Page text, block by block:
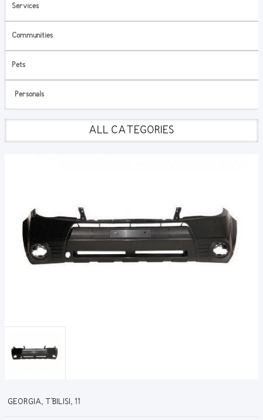
Services
Communities
Pets
Personals
ALL CATEGORIES
GEORGIA, T'BILISI, 11